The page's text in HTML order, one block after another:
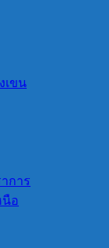
เขน
การ
นือ